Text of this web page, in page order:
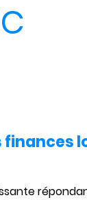
finances